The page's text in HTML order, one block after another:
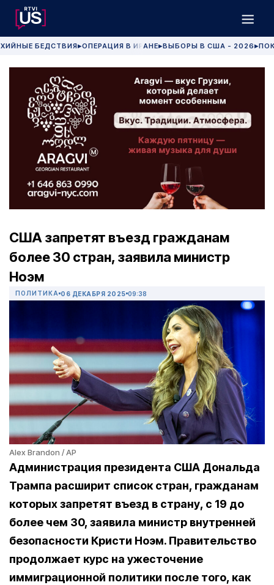
БЕДСТВИЯ▶ОПЕРАЦИЯ В ИРАНЕ▶ВЫБОРЫ В США - 2026 ▶
США запретят въезд гражданам
более 30 стран, заявила министр
Ноэм
ПОЛИТИКА 06 ДЕКАБРЯ 2025 09:38
Alex Brandon / AP
Администрация президента США Дональда
Трампа расширит список стран, гражданам
которых запретят въезд в страну, с 19 до
более чем 30, заявила министр внутренней
безопасности Кристи Ноэм. Правительство
продолжает курс на ужесточение
иммиграционной политики после того, как